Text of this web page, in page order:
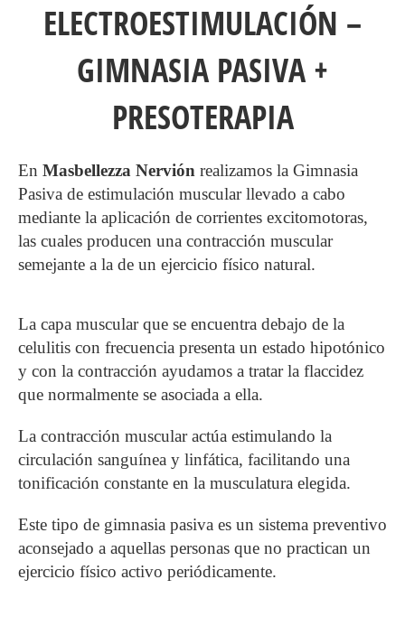
SESIONES
cantidad
ELECTROESTIMULACIÓN –
GIMNASIA PASIVA +
PRESOTERAPIA
En Masbellezza Nervión realizamos la Gimnasia
Pasiva de estimulación muscular llevado a cabo
mediante la aplicación de corrientes excitomotoras,
las cuales producen una contracción muscular
semejante a la de un ejercicio físico natural.
La capa muscular que se encuentra debajo de la
celulitis con frecuencia presenta un estado hipotónico
y con la contracción ayudamos a tratar la flaccidez
que normalmente se asociada a ella.
La contracción muscular actúa estimulando la
circulación sanguínea y linfática, facilitando una
tonificación constante en la musculatura elegida.
Este tipo de gimnasia pasiva es un sistema preventivo
aconsejado a aquellas personas que no practican un
ejercicio físico activo periódicamente.